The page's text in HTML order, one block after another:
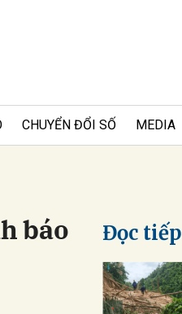
CHUYỂN ĐỔI SỐ MEDIA
báo
Đọc tiếp
Gửi